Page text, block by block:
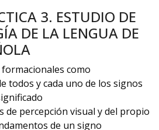
3. ESTUDIO DE
DE LA LENGUA DE
como
todos y cada uno de los signos
de percepción visual y del propio
de un signo